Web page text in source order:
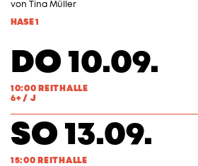
von Tina Müller
HASE 1
DO 10.09.
10:00 REITHALLE
6+ / J
SO 13.09.
15:00 REITHALLE